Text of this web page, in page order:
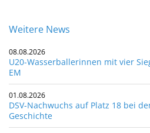
Weitere News
08.08.2026
U20-Wasserballerinnen mit vier
EM
01.08.2026
DSV-Nachwuchs auf Platz 18 bei
Geschichte